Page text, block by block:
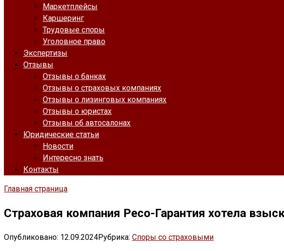
Маркетплейсы
Каршеринг
Трудовые споры
Уголовное право
Экспертизы
Отзывы
Отзывы о банках
Отзывы о страховых компаниях
Отзывы о лизинговых компаниях
Отзывы о юристах
Отзывы об автосалонах
Юридические статьи
Новости
Интересно знать
Контакты
Главная страница
Страховая компания Ресо-Гарантия хотела
Опубликовано: 12.09.2024Рубрика: Споры со страховыми